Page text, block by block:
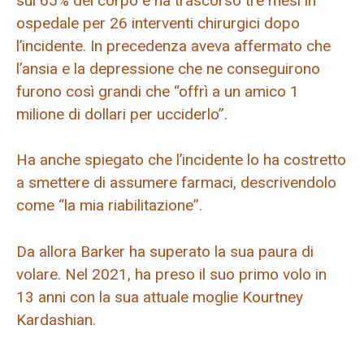
ospedale per 26 interventi chirurgici dopo
l’incidente. In precedenza aveva affermato che
l’ansia e la depressione che ne conseguirono
furono così grandi che “offrì a un amico 1
milione di dollari per ucciderlo”.
Ha anche spiegato che l’incidente lo ha costretto
a smettere di assumere farmaci, descrivendolo
come “la mia riabilitazione”.
Da allora Barker ha superato la sua paura di
volare. Nel 2021, ha preso il suo primo volo in
13 anni con la sua attuale moglie Kourtney
Kardashian.